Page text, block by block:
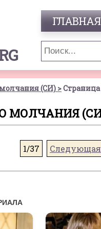
ГЛАВНАЯ
(СИ) Страница
МОЛЧАНИЯ
1/37 Следующая